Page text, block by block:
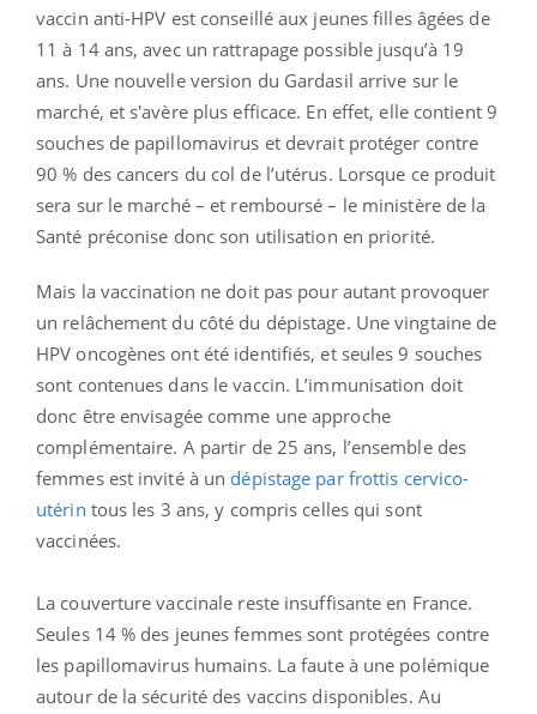
vaccin anti-HPV est conseillé aux jeunes filles âgées de
11 à 14 ans, avec un rattrapage possible jusqu’à 19
ans. Une nouvelle version du Gardasil arrive sur le
marché, et s'avère plus efficace. En effet, elle contient 9
souches de papillomavirus et devrait protéger contre
90 % des cancers du col de l’utérus. Lorsque ce produit
sera sur le marché – et remboursé – le ministère de la
Santé préconise donc son utilisation en priorité.
Mais la vaccination ne doit pas pour autant provoquer
un relâchement du côté du dépistage. Une vingtaine de
HPV oncogènes ont été identifiés, et seules 9 souches
sont contenues dans le vaccin. L’immunisation doit
donc être envisagée comme une approche
complémentaire. A partir de 25 ans, l’ensemble des
femmes est invité à un dépistage par frottis cervico-
utérin tous les 3 ans, y compris celles qui sont
vaccinées.
La couverture vaccinale reste insuffisante en France.
Seules 14 % des jeunes femmes sont protégées contre
les papillomavirus humains. La faute à une polémique
autour de la sécurité des vaccins disponibles. Au